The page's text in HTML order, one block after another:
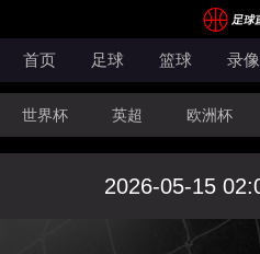
首页 足球 篮球 录像
世界杯 英超 欧洲杯
CBA FIBA洲际杯
2026-05-15